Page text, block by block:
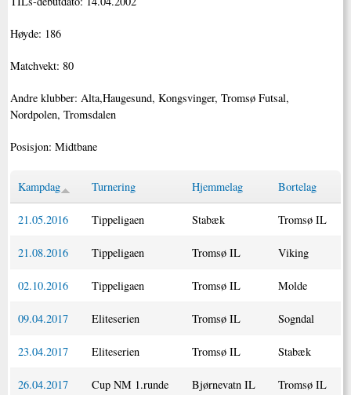
Høyde: 186
Matchvekt: 80
Andre klubber: Alta,Haugesund, Kongsvinger, Tromsø Futsal,
Nordpolen, Tromsdalen
Posisjon: Midtbane
Kampdag Turnering Hjemmelag Bortelag
21.05.2016 Tippeligaen Stabæk Tromsø IL
21.08.2016 Tippeligaen Tromsø IL Viking
02.10.2016 Tippeligaen Tromsø IL Molde
09.04.2017 Eliteserien Tromsø IL Sogndal
23.04.2017 Eliteserien Tromsø IL Stabæk
26.04.2017 Cup NM 1.runde Bjørnevatn IL Tromsø IL